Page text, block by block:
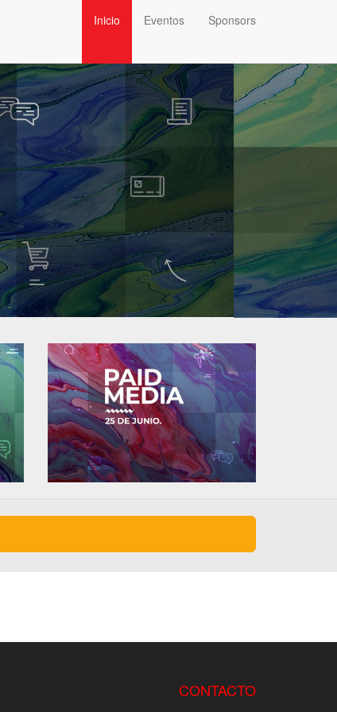
Inicio Eventos Sponsors
CONTACTO